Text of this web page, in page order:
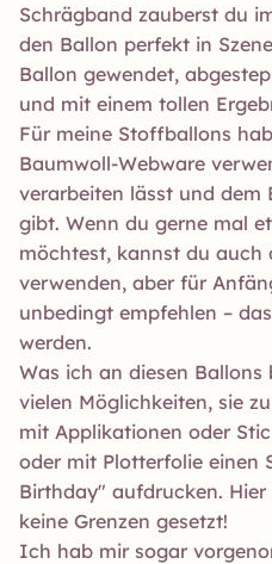
Schrägband zauberst du
den Ballon perfekt in
Ballon gewendet,
und mit einem tollen
Für meine Stoffballons
Baumwoll-Webware
verarbeiten lässt und dem
gibt. Wenn du gerne mal
möchtest, kannst du auch
verwenden, aber für
unbedingt empfehlen –
werden.
Was ich an diesen Ballons
vielen Möglichkeiten, sie
mit Applikationen oder
oder mit Plotterfolie einen
Birthday" aufdrucken.
keine Grenzen gesetzt!
Ich hab mir sogar